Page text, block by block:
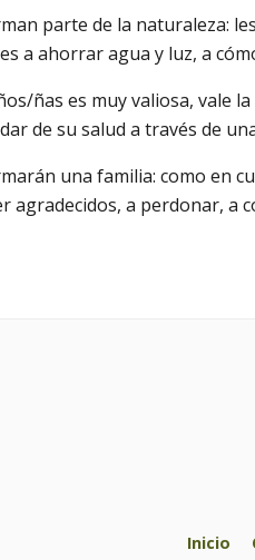
parte de la naturaleza:
a ahorrar agua y luz, a
ñas es muy valiosa, vale
de su salud a través de
una familia: como en
agradecidos, a perdonar, a
Inicio